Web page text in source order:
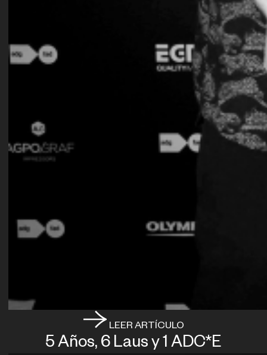
LEER ARTÍCULO
5 Años, 6 Laus y 1 ADC*E